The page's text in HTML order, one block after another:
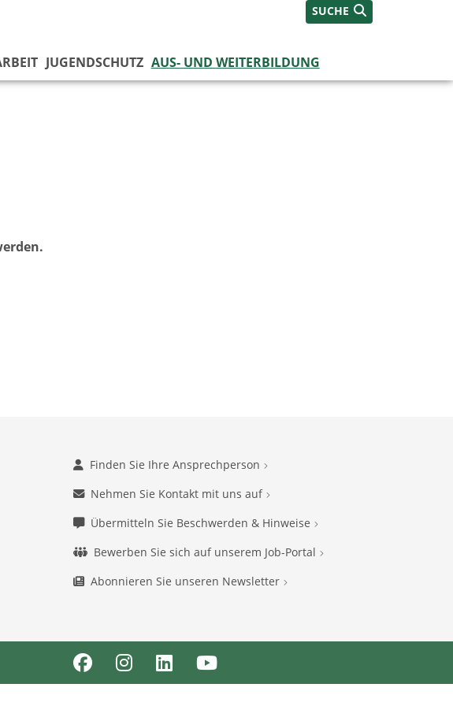
SUCHE
JUGENDSCHUTZ AUS- UND WEITERBILDUNG
Finden Sie Ihre Ansprechperson
Nehmen Sie Kontakt mit uns auf
Übermitteln Sie Beschwerden & Hinweise
Bewerben Sie sich auf unserem Job-Portal
Abonnieren Sie unseren Newsletter
FacebookInstagramLinkedInYoutube